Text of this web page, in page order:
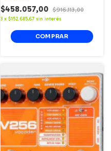
$458.057,00 $916.113,00
3 x $152.685,67 sin interés